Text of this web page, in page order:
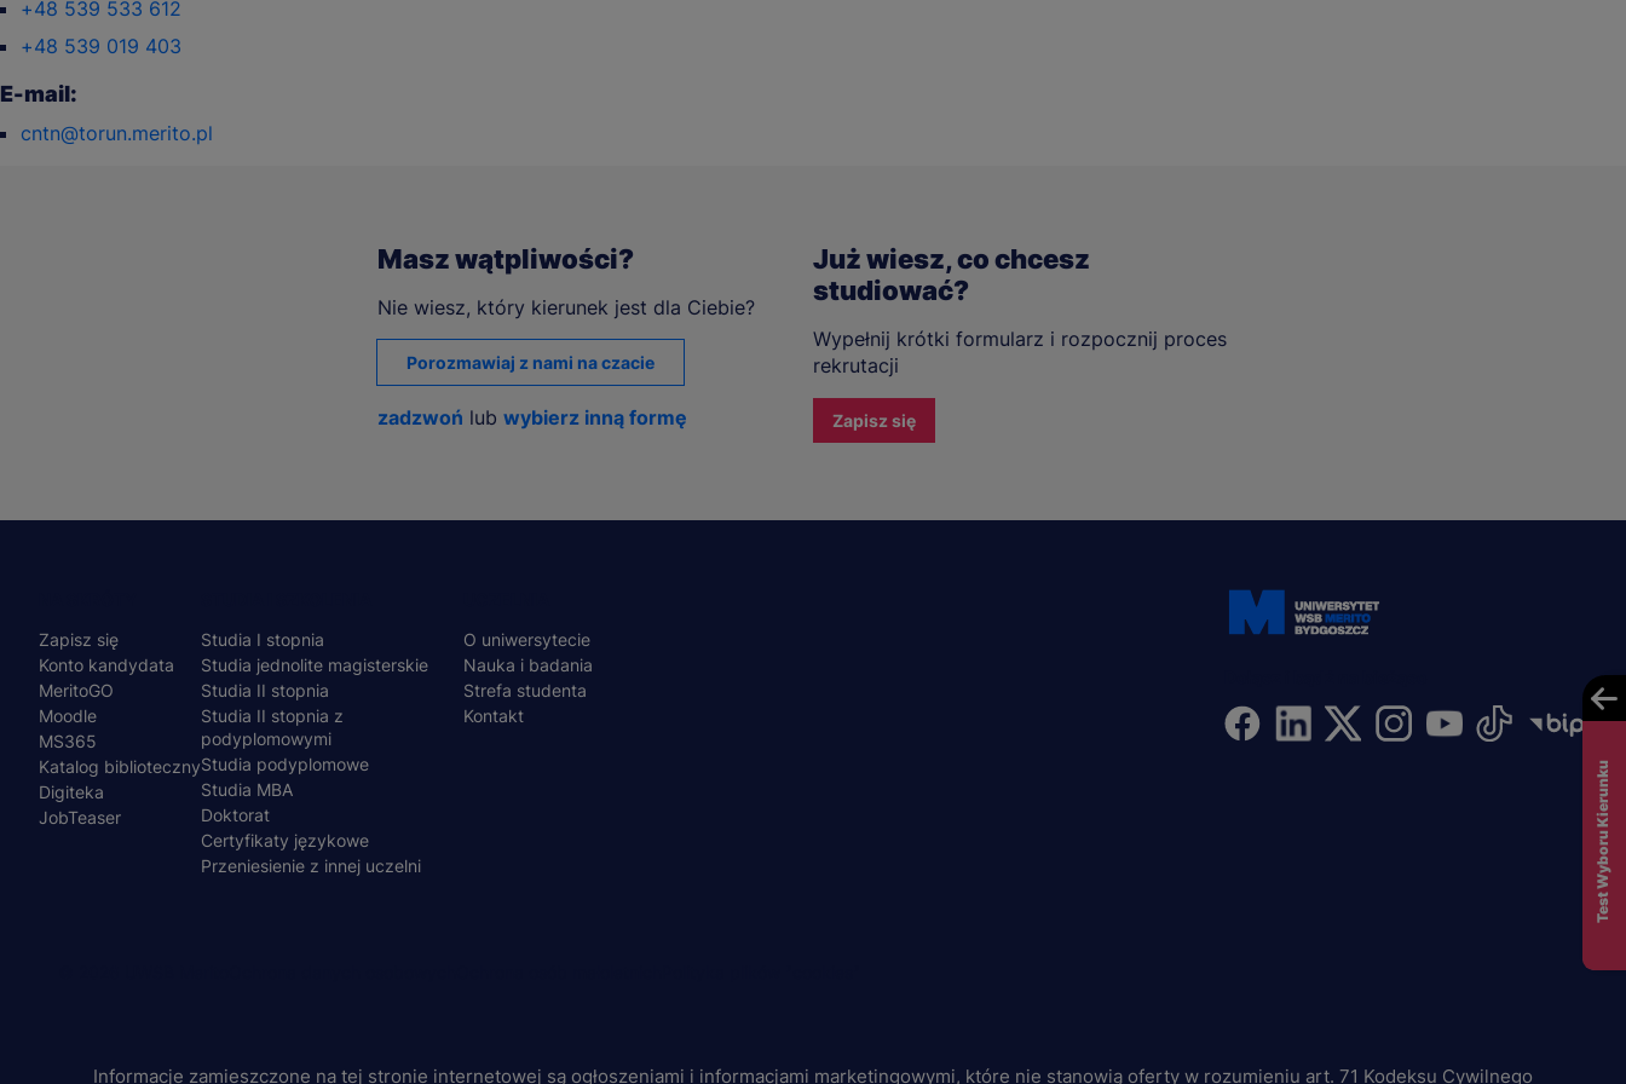
+48 539 533 612
+48 539 019 403
E-mail:
cntn@torun.merito.pl
Masz wątpliwości?
Nie wiesz, który kierunek jest dla Ciebie?
Porozmawiaj z nami na czacie
zadzwoń lub wybierz inną formę
Już wiesz, co chcesz
studiować?
Wypełnij krótki formularz i rozpocznij proces
rekrutacji
Zapisz się
Menu
stopka
Zapisz się
Konto kandydata
MeritoGO
Moodle
MS365
Katalog biblioteczny
Digiteka
JobTeaser
Studia I stopnia
Studia jednolite magisterskie
Studia II stopnia
Studia II stopnia z
podyplomowymi
Studia podyplomowe
Studia MBA
Doktorat
Certyfikaty językowe
Przeniesienie z innej uczelni
O uniwersytecie
Nauka i badania
Strefa studenta
Kontakt
stopka-
Informacje zamieszczone na tej stronie internetowej są ogłoszeniami i informacjami marketingowymi, które nie stanowią oferty w rozumieniu art. 71 Kodeksu Cywilnego
Test Wyboru Kierunku